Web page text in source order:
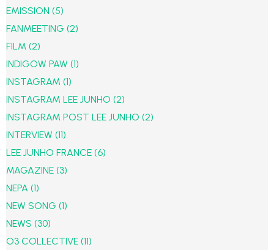
EMISSION (5)
FANMEETING (2)
FILM (2)
INDIGOW PAW (1)
INSTAGRAM (1)
INSTAGRAM LEE JUNHO (2)
INSTAGRAM POST LEE JUNHO (2)
INTERVIEW (11)
LEE JUNHO FRANCE (6)
MAGAZINE (3)
NEPA (1)
NEW SONG (1)
NEWS (30)
O3 COLLECTIVE (11)